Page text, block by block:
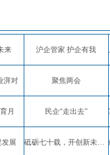
会员专栏
参政议政
信息库
来 沪企管家 护企有我
湃对 聚焦两会
月 民企“走出去”
展 砥砺七十载，开创新未来，弘扬沪商精神